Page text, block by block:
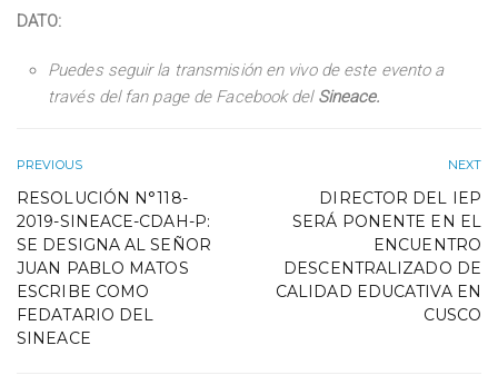
DATO:
Puedes seguir la transmisión en vivo de este evento a
través del fan page de Facebook del Sineace.
PREVIOUS
RESOLUCIÓN N°118-
2019-SINEACE-CDAH-P:
SE DESIGNA AL SEÑOR
JUAN PABLO MATOS
ESCRIBE COMO
FEDATARIO DEL
SINEACE
NEXT
DIRECTOR DEL IEP
SERÁ PONENTE EN EL
ENCUENTRO
DESCENTRALIZADO DE
CALIDAD EDUCATIVA EN
CUSCO